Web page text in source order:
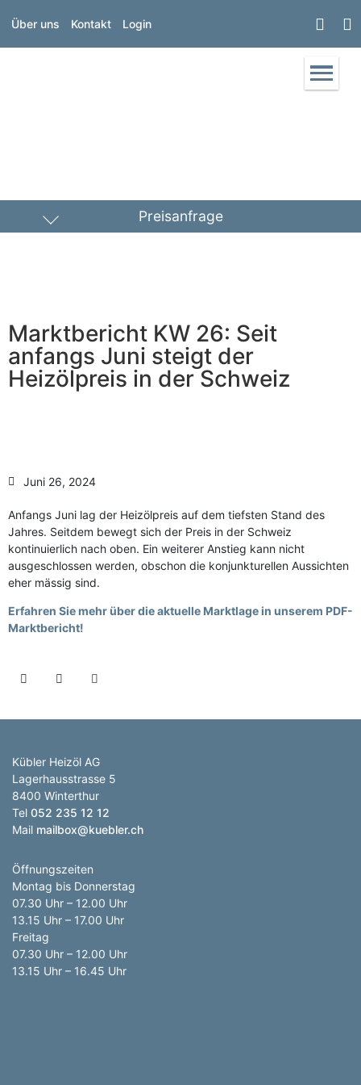
Über uns Kontakt Login
Preisanfrage
Menge
Anzahl Abladeorte
Marktbericht KW 26: Seit
anfangs Juni steigt der
Heizölpreis in der Schweiz
Juni 26, 2024
Anfangs Juni lag der Heizölpreis auf dem tiefsten Stand des
Jahres. Seitdem bewegt sich der Preis in der Schweiz
kontinuierlich nach oben. Ein weiterer Anstieg kann nicht
ausgeschlossen werden, obschon die konjunkturellen Aussichten
eher mässig sind.
Erfahren Sie mehr über die aktuelle Marktlage in unserem PDF-
Marktbericht!
Kübler Heizöl AG
Lagerhausstrasse 5
8400 Winterthur
Tel 052 235 12 12
Mail mailbox@kuebler.ch
Öffnungszeiten
Montag bis Donnerstag
07.30 Uhr – 12.00 Uhr
13.15 Uhr – 17.00 Uhr
Freitag
07.30 Uhr – 12.00 Uhr
13.15 Uhr – 16.45 Uhr